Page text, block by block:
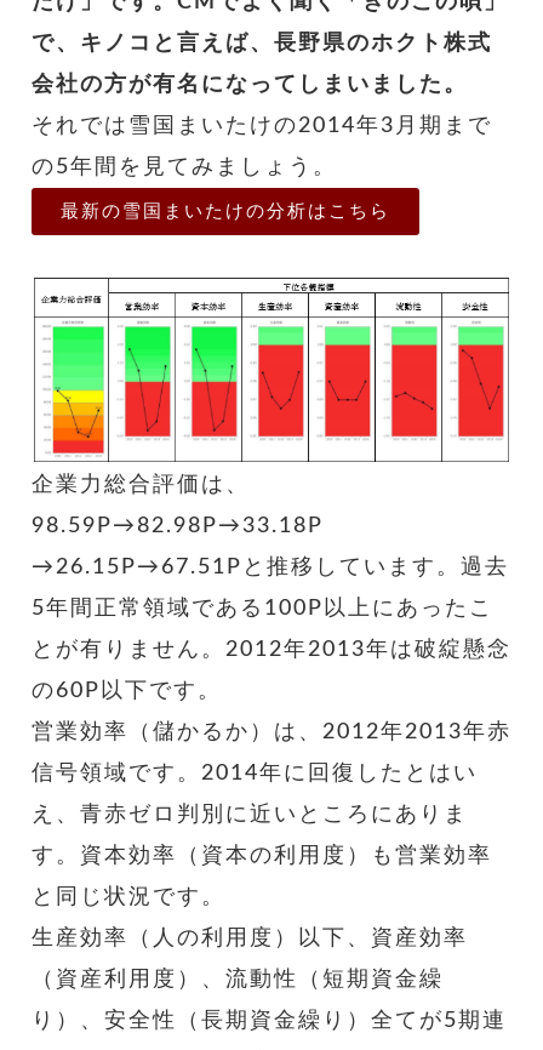
で、キノコと言えば、長野県のホクト株式
会社の方が有名になってしまいました。
それでは雪国まいたけの2014年3月期まで
の5年間を見てみましょう。
最新の雪国まいたけの分析はこちら
企業力総合評価は、
98.59P→82.98P→33.18P
→26.15P→67.51Pと推移しています。過去
5年間正常領域である100P以上にあったこ
とが有りません。2012年2013年は破綻懸念
の60P以下です。
営業効率（儲かるか）は、2012年2013年赤
信号領域です。2014年に回復したとはい
え、青赤ゼロ判別に近いところにありま
す。資本効率（資本の利用度）も営業効率
と同じ状況です。
生産効率（人の利用度）以下、資産効率
（資産利用度）、流動性（短期資金繰
り）、安全性（長期資金繰り）全てが5期連